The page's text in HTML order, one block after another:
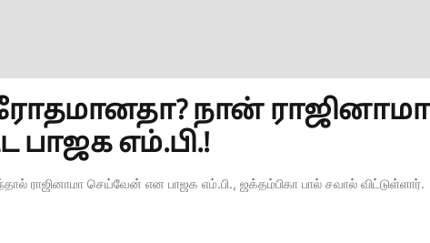
நான் ராஜினாமா
பாஜக எம்.பி.!
ராஜினாமா செய்வேன் என பாஜக எம்.பி., ஜக்தம்பிகா பால் சவால் விட்டுள்ளார்.